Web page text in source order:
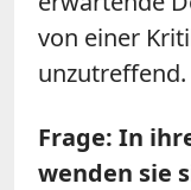
von einer
unzutreffend.
Frage: In
wenden sie